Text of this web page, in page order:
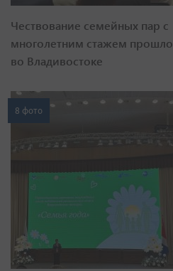
Чествование семейных пар с
многолетним стажем прошло
во Владивостоке
8 фото